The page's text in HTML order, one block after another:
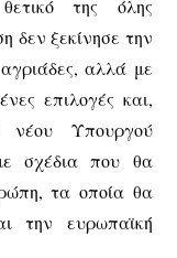
της όλης
δεν ξεκίνησε την
αλλά με
επιλογές και,
Υπουργού
σχέδια που θα
τα οποία θα
την ευρωπαϊκή